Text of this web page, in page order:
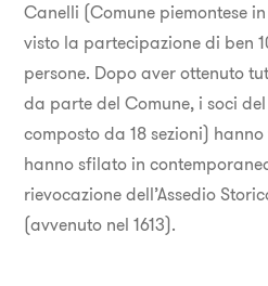
Canelli (Comune piemontese
visto la partecipazione di ben
persone. Dopo aver ottenuto
da parte del Comune, i soci
composto da 18 sezioni)
hanno sfilato in
rievocazione dell’Assedio
(avvenuto nel 1613).